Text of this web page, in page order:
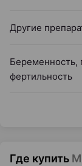
Другие
Беременность,
фертильность
Где купить